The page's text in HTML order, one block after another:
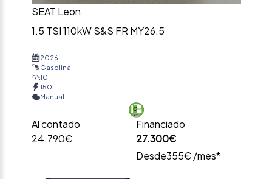
SEAT Leon
1.5 TSI 110kW S&S FR MY26.5
2026
Gasolina
10
150
Manual
Al contado
24.790€
Financiado
27.300€
Desde355€ /mes*